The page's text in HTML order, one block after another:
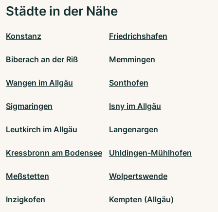
Städte in der Nähe
Konstanz Friedrichshafen
Biberach an der Riß Memmingen
Wangen im Allgäu Sonthofen
Sigmaringen Isny im Allgäu
Leutkirch im Allgäu Langenargen
Kressbronn am Bodensee Uhldingen-Mühlhofen
Meßstetten Wolpertswende
Inzigkofen Kempten (Allgäu)